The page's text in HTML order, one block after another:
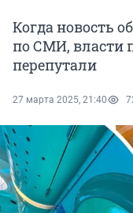
Когда новость
по СМИ, власти
перепутали
27 марта 2025, 21:40